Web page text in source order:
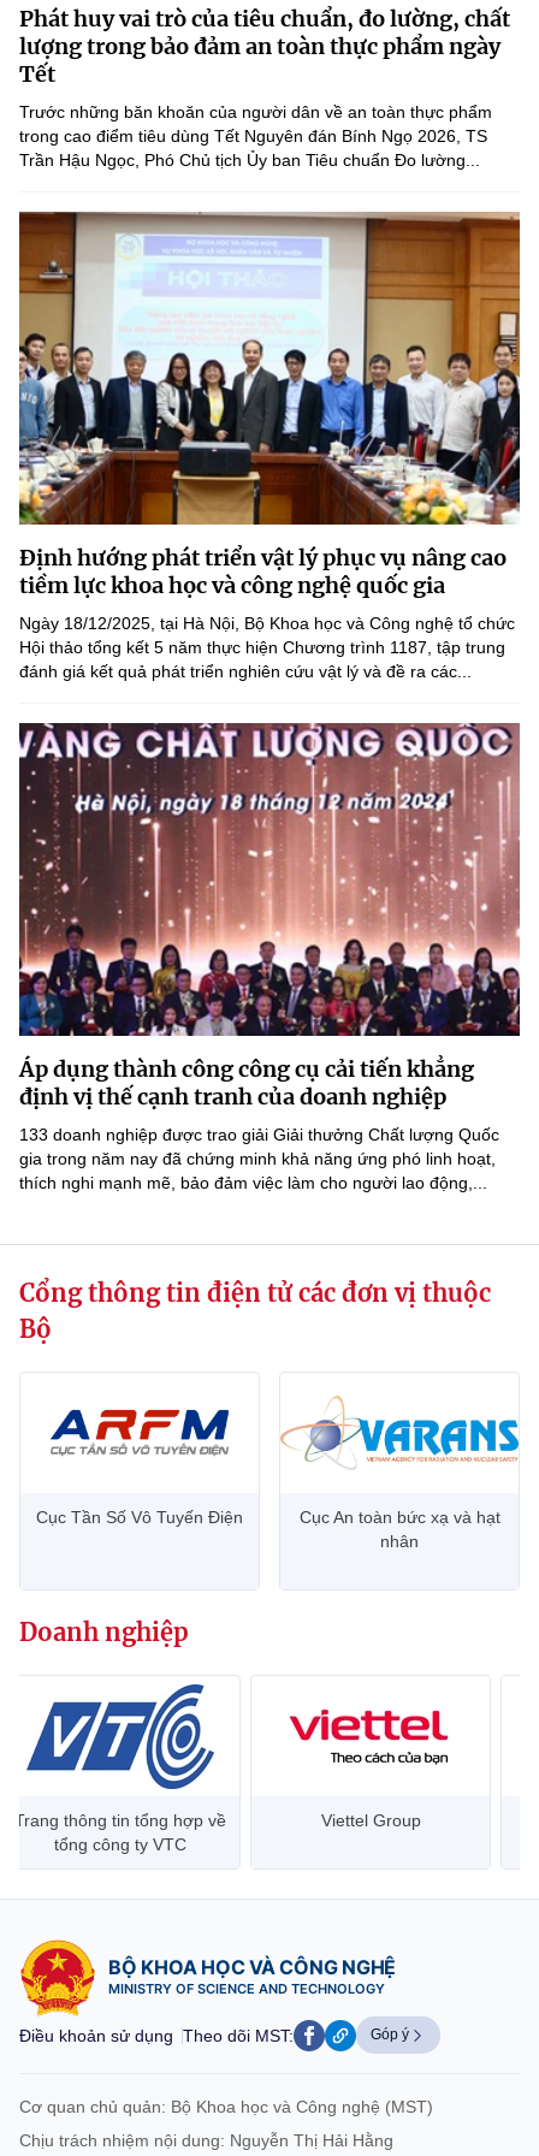
Sở Khoa học và Công nghệ
Chuyển đổi số
Sở hữu trí tuệ
Tiêu chuẩn, đo lường, chất lượng
Năng lượng nguyên tử
Tin tổng hợp
Tin địa phương
Văn bản QPPL
Văn bản chỉ đạo điều hành
Lấy ý kiến người dân về dự thảo VBQPPL
MST IOFFICE
THỐNG KÊ
Khoa học và Công nghệ
Chuyển đổi số
Bưu chính, Viễn thông
Sở hữu trí tuệ
Tiêu chuẩn, đo lường, chất lượng
Năng lượng nguyên tử
Multimedia
Khác
Videos
Infographic
Ảnh
Voice
Nhiệm vụ trọng tâm
Chọn ngôn ngữ
Vietnamese English
BỘ KHOA HỌC VÀ CÔNG NGHỆ
MINISTRY OF SCIENCE AND TECHNOLOGY
Điều khoản sử dụng Theo dõi MST: Góp ý
Cơ quan chủ quản: Bộ Khoa học và Công nghệ (MST)
Chịu trách nhiệm nội dung: Nguyễn Thị Hải Hằng
Giám đốc Trung tâm Truyền thông Khoa học và Công nghệ.
Liên hệ
Địa chỉ: Ban Biên tập Cổng TTĐT - 18 Nguyễn Du, TP. Hà Nội
Điện thoại: 024 3936 9506
Email:stc@mst.gov.vn
©2026 Bản quyền thuộc Bộ Khoa Học và Công Nghệ
(Ghi rõ nguồn "https://mst.gov.vn" khi phát hành lại thông tin từ
website này)
Phát huy vai trò của tiêu chuẩn, đo lường, chất
lượng trong bảo đảm an toàn thực phẩm ngày
Tết
Trước những băn khoăn của người dân về an toàn thực phẩm
trong cao điểm tiêu dùng Tết Nguyên đán Bính Ngọ 2026, TS
Trần Hậu Ngọc, Phó Chủ tịch Ủy ban Tiêu chuẩn Đo lường...
Định hướng phát triển vật lý phục vụ nâng cao
tiềm lực khoa học và công nghệ quốc gia
Ngày 18/12/2025, tại Hà Nội, Bộ Khoa học và Công nghệ tổ chức
Hội thảo tổng kết 5 năm thực hiện Chương trình 1187, tập trung
đánh giá kết quả phát triển nghiên cứu vật lý và đề ra các...
Áp dụng thành công công cụ cải tiến khẳng
định vị thế cạnh tranh của doanh nghiệp
133 doanh nghiệp được trao giải Giải thưởng Chất lượng Quốc
gia trong năm nay đã chứng minh khả năng ứng phó linh hoạt,
thích nghi mạnh mẽ, bảo đảm việc làm cho người lao động,...
Cổng thông tin điện tử các đơn vị thuộc
Bộ
Cục Tần Số Vô Tuyến Điện
Cục An toàn bức xạ và hạt
nhân
Doanh nghiệp
Trang thông tin tổng hợp về
tổng công ty VTC
Viettel Group
BỘ KHOA HỌC VÀ CÔNG NGHỆ
MINISTRY OF SCIENCE AND TECHNOLOGY
Điều khoản sử dụng Theo dõi MST: Góp ý
Cơ quan chủ quản: Bộ Khoa học và Công nghệ (MST)
Chịu trách nhiệm nội dung: Nguyễn Thị Hải Hằng